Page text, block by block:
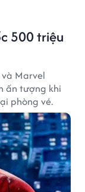
500 triệu
Marvel
ấn tượng khi
phòng vé.